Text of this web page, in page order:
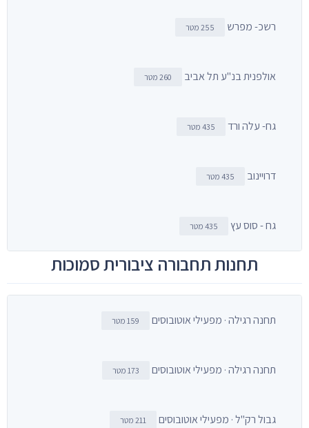
רשכ- מפרש 255 מטר
אולפנית בנ"ע תל אביב 260 מטר
גח- עלה ורד 435 מטר
דרויינוב 435 מטר
גח - סוס עץ 435 מטר
תחנות תחבורה ציבורית סמוכות
תחנה רגילה · מפעילי אוטובוסים 159 מטר
תחנה רגילה · מפעילי אוטובוסים 173 מטר
גבול רק"ל · מפעילי אוטובוסים 211 מטר